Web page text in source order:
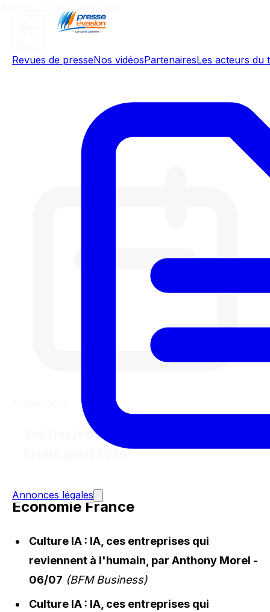
Revues de presseNos vidéosPartenairesLes acteurs du
Annonces légales
reviennent à l'humain, par
Anthony Morel - 06/07
Voici les principales actualités de ce
Économie France
Culture IA : IA, ces entreprises qui
reviennent à l'humain, par Anthony Morel -
06/07 (BFM Business)
Culture IA : IA, ces entreprises qui